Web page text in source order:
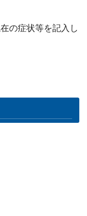
の症状等を記入し